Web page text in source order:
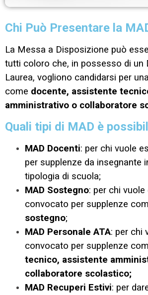
Chi Può Presentare la
La Messa a Disposizione può
tutti coloro che, in possesso di un
Laurea, vogliono candidarsi per
come docente, assistente
amministrativo o collaboratore
Quali tipi di MAD è
MAD Docenti: per chi vuole
per supplenze da insegnante
tipologia di scuola;
MAD Sostegno: per chi vuole
convocato per supplenze
sostegno;
MAD Personale ATA: per chi
convocato per supplenze
tecnico, assistente
collaboratore scolastico;
MAD Recuperi Estivi: per